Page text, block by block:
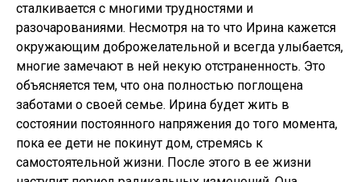
сталкивается с многими трудностями и
разочарованиями. Несмотря на то что Ирина кажется
окружающим доброжелательной и всегда улыбается,
многие замечают в ней некую отстраненность. Это
объясняется тем, что она полностью поглощена
заботами о своей семье. Ирина будет жить в
состоянии постоянного напряжения до того момента,
пока ее дети не покинут дом, стремясь к
самостоятельной жизни. После этого в ее жизни